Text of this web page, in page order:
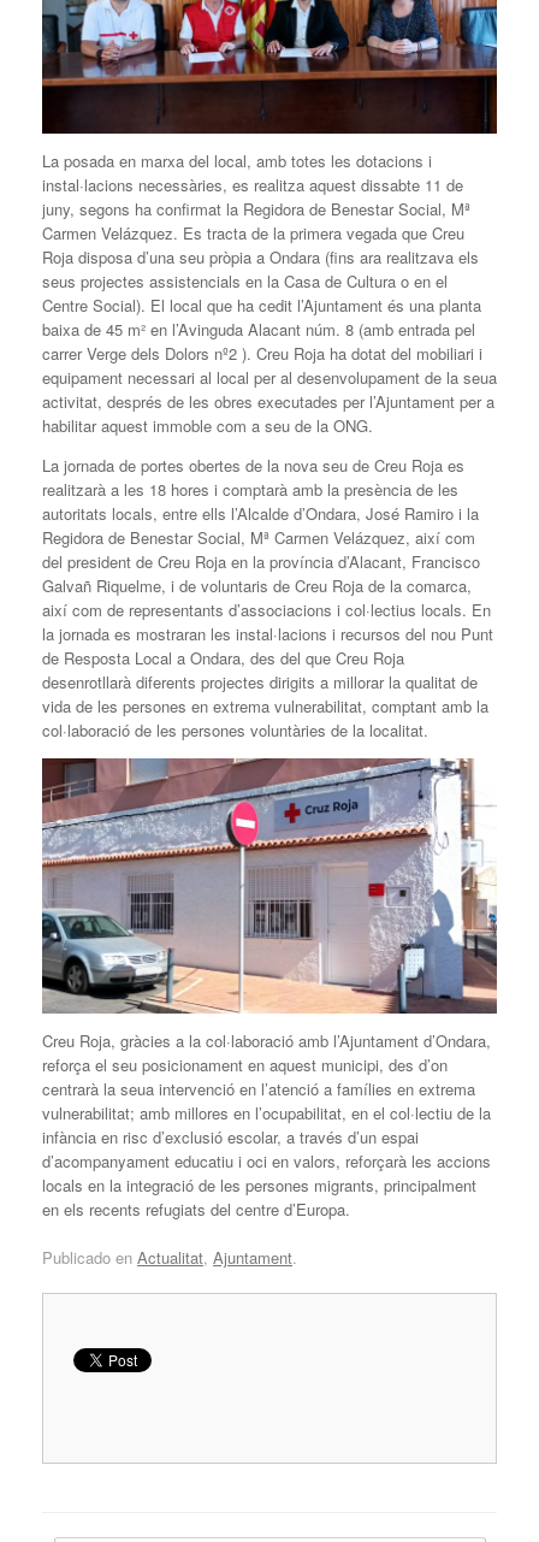
La posada en marxa del local, amb totes les dotacions i
instal·lacions necessàries, es realitza aquest dissabte 11 de
juny, segons ha confirmat la Regidora de Benestar Social, Mª
Carmen Velázquez. Es tracta de la primera vegada que Creu
Roja disposa d’una seu pròpia a Ondara (fins ara realitzava els
seus projectes assistencials en la Casa de Cultura o en el
Centre Social). El local que ha cedit l’Ajuntament és una planta
baixa de 45 m² en l’Avinguda Alacant núm. 8 (amb entrada pel
carrer Verge dels Dolors nº2 ). Creu Roja ha dotat del mobiliari i
equipament necessari al local per al desenvolupament de la seua
activitat, després de les obres executades per l’Ajuntament per a
habilitar aquest immoble com a seu de la ONG.
La jornada de portes obertes de la nova seu de Creu Roja es
realitzarà a les 18 hores i comptarà amb la presència de les
autoritats locals, entre ells l’Alcalde d’Ondara, José Ramiro i la
Regidora de Benestar Social, Mª Carmen Velázquez, així com
del president de Creu Roja en la província d’Alacant, Francisco
Galvañ Riquelme, i de voluntaris de Creu Roja de la comarca,
així com de representants d’associacions i col·lectius locals. En
la jornada es mostraran les instal·lacions i recursos del nou Punt
de Resposta Local a Ondara, des del que Creu Roja
desenrotllarà diferents projectes dirigits a millorar la qualitat de
vida de les persones en extrema vulnerabilitat, comptant amb la
col·laboració de les persones voluntàries de la localitat.
Creu Roja, gràcies a la col·laboració amb l’Ajuntament d’Ondara,
reforça el seu posicionament en aquest municipi, des d’on
centrarà la seua intervenció en l’atenció a famílies en extrema
vulnerabilitat; amb millores en l’ocupabilitat, en el col·lectiu de la
infància en risc d’exclusió escolar, a través d’un espai
d’acompanyament educatiu i oci en valors, reforçarà les accions
locals en la integració de les persones migrants, principalment
en els recents refugiats del centre d’Europa.
Publicado en Actualitat, Ajuntament.